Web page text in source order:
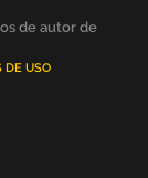
de autor de
DE USO